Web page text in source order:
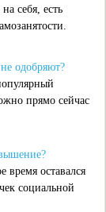
себя, есть
одобряют?
прямо сейчас
время оставался
социальной